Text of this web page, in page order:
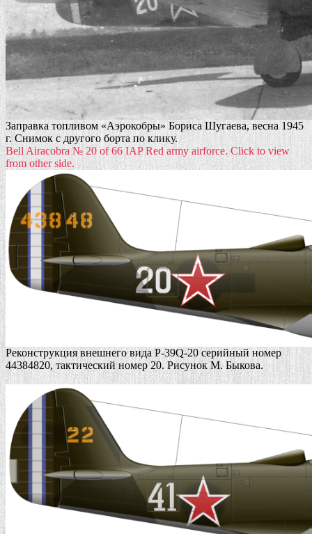
Заправка топливом «Аэрокобры» Бориса Шугаева, весна 1945
г. Снимок с другого борта по клику.
Bell Airacobra № 20 of 66 IAP Red army airforce. Click to view
from other side.
Реконструкция внешнего вида P-39Q-20 серийный номер
44384820, тактический номер 20. Рисунок М. Быкова.